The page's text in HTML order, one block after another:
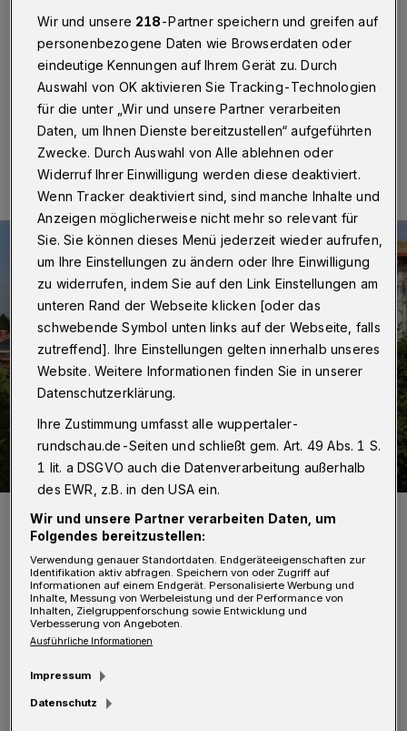
Oberbürgermeister übergab, kam nun die ernüchternde
Antwort aus der Stadtverwaltung: Zu teuer, machen wir
nicht!
29.10.2015 , 01:41 Uhr Eine Minute Lesezeit
Bei der Vergabe der Grundstücke habe die Stadt geschlafen, wirft
eine Bürgerinitiative der Verwaltung vor.
Foto: Eduard Urssu
er Streit um einen Wanderweg von der
Wir und unsere 218-Partner speichern und greifen auf
personenbezogene Daten wie Browserdaten oder
eindeutige Kennungen auf Ihrem Gerät zu. Durch
Auswahl von OK aktivieren Sie Tracking-Technologien
für die unter „Wir und unsere Partner verarbeiten
Daten, um Ihnen Dienste bereitzustellen“ aufgeführten
Zwecke. Durch Auswahl von Alle ablehnen oder
Widerruf Ihrer Einwilligung werden diese deaktiviert.
Wenn Tracker deaktiviert sind, sind manche Inhalte und
Anzeigen möglicherweise nicht mehr so relevant für
Sie. Sie können dieses Menü jederzeit wieder aufrufen,
um Ihre Einstellungen zu ändern oder Ihre Einwilligung
zu widerrufen, indem Sie auf den Link Einstellungen am
unteren Rand der Webseite klicken [oder das
schwebende Symbol unten links auf der Webseite, falls
zutreffend]. Ihre Einstellungen gelten innerhalb unseres
Website. Weitere Informationen finden Sie in unserer
Datenschutzerklärung.
Ihre Zustimmung umfasst alle wuppertaler-
rundschau.de-Seiten und schließt gem. Art. 49 Abs. 1 S.
1 lit. a DSGVO auch die Datenverarbeitung außerhalb
des EWR, z.B. in den USA ein.
Wir und unsere Partner verarbeiten Daten, um
Folgendes bereitzustellen:
Verwendung genauer Standortdaten. Endgeräteeigenschaften zur
Identifikation aktiv abfragen. Speichern von oder Zugriff auf
Informationen auf einem Endgerät. Personalisierte Werbung und
Inhalte, Messung von Werbeleistung und der Performance von
Inhalten, Zielgruppenforschung sowie Entwicklung und
Verbesserung von Angeboten.
Ausführliche Informationen
Impressum
Datenschutz